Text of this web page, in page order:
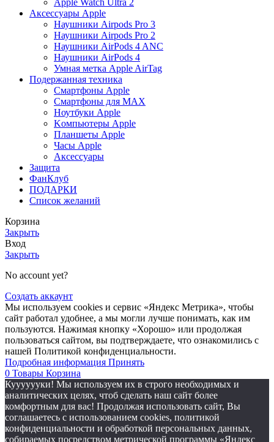
Аксессуары Apple
Наушники Airpods Pro 3
Наушники Airpods Pro 2
Наушники AirPods 4 ANC
Наушники AirPods 4
Умная метка Apple AirTag
Подержанная техника
Cмартфоны Apple
Смартфоны для MAX
Hоутбуки Apple
Kомпьютеры Apple
Планшеты Apple
Часы Apple
Аксессуары
Защита
ФанКлуб
ПОДАРКИ
Список желаний
Корзина
Закрыть
Вход
Закрыть
No account yet?
Создать аккаунт
Мы используем cookies и сервис «Яндекс Метрика», чтобы
сайт работал удобнее, а мы могли лучше понимать, как им
пользуются. Нажимая кнопку «Хорошо» или продолжая
пользоваться сайтом, вы подтверждаете, что ознакомились с
нашей Политикой конфиденциальности.
Подробная информация Подробная
Принять
0 Товары Корзина
Кууууууки! Мы используем их в строго необходимых и
аналитических целях, чтоб сделать наш сайт более
комфортным для вас! Продолжая использовать сайт, Вы
соглашаетесь с использованием cookies, политикой
конфиденциальности и обработкой персональных данных,
собираемых посредством метрической программы «Яндекс